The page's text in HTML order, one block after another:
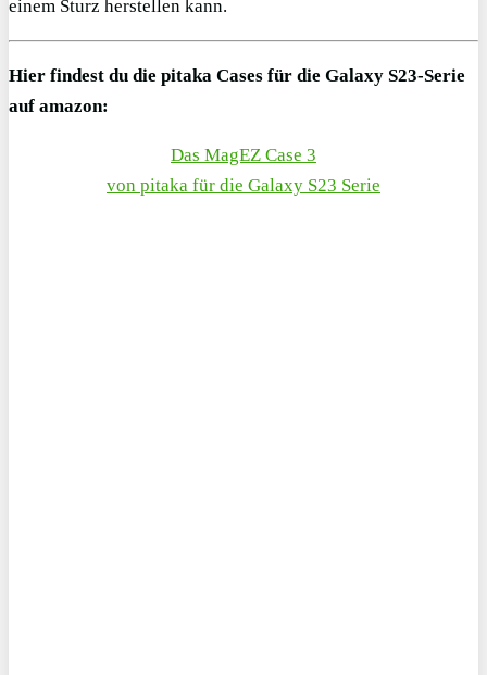
einem Sturz herstellen kann.
Hier findest du die pitaka Cases für die Galaxy S23-Serie
auf amazon:
Das MagEZ Case 3
von pitaka für die Galaxy S23 Serie